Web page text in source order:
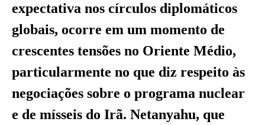
expectativa nos círculos diplomáticos
globais, ocorre em um momento de
crescentes tensões no Oriente Médio,
particularmente no que diz respeito às
negociações sobre o programa nuclear
e de mísseis do Irã. Netanyahu, que